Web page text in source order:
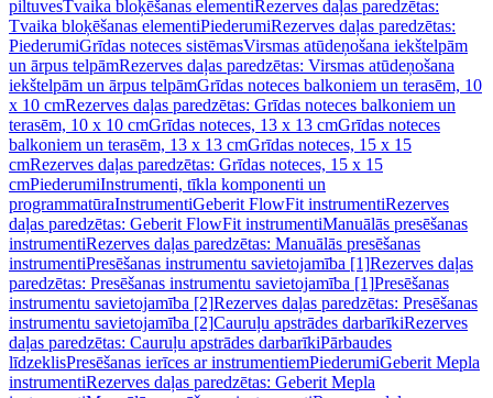
piltuvesTvaika bloķēšanas elementiRezerves daļas paredzētas:
Tvaika bloķēšanas elementiPiederumiRezerves daļas paredzētas:
PiederumiGrīdas noteces sistēmasVirsmas atūdeņošana iekštelpām
un ārpus telpāmRezerves daļas paredzētas: Virsmas atūdeņošana
iekštelpām un ārpus telpāmGrīdas noteces balkoniem un terasēm, 10
x 10 cmRezerves daļas paredzētas: Grīdas noteces balkoniem un
terasēm, 10 x 10 cmGrīdas noteces, 13 x 13 cmGrīdas noteces
balkoniem un terasēm, 13 x 13 cmGrīdas noteces, 15 x 15
cmRezerves daļas paredzētas: Grīdas noteces, 15 x 15
cmPiederumiInstrumenti, tīkla komponenti un
programmatūraInstrumentiGeberit FlowFit instrumentiRezerves
daļas paredzētas: Geberit FlowFit instrumentiManuālās presēšanas
instrumentiRezerves daļas paredzētas: Manuālās presēšanas
instrumentiPresēšanas instrumentu savietojamība [1]Rezerves daļas
paredzētas: Presēšanas instrumentu savietojamība [1]Presēšanas
instrumentu savietojamība [2]Rezerves daļas paredzētas: Presēšanas
instrumentu savietojamība [2]Cauruļu apstrādes darbarīkiRezerves
daļas paredzētas: Cauruļu apstrādes darbarīkiPārbaudes
līdzeklisPresēšanas ierīces ar instrumentiemPiederumiGeberit Mepla
instrumentiRezerves daļas paredzētas: Geberit Mepla